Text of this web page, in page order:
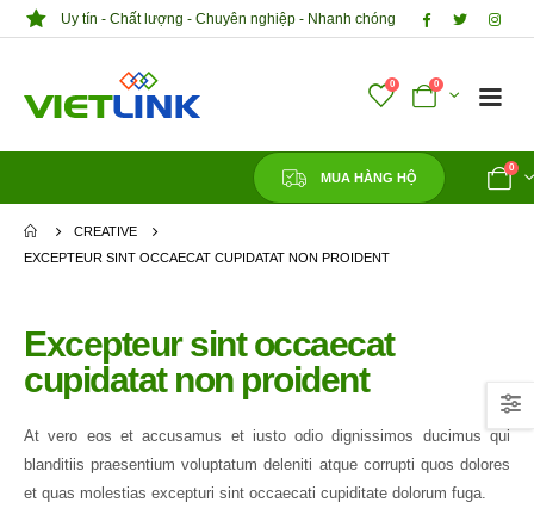
Uy tín - Chất lượng - Chuyên nghiệp - Nhanh chóng
0 0
MUA HÀNG HỘ
0
CREATIVE
EXCEPTEUR SINT OCCAECAT CUPIDATAT NON PROIDENT
Excepteur sint occaecat
cupidatat non proident
At vero eos et accusamus et iusto odio dignissimos ducimus qui
blanditiis praesentium voluptatum deleniti atque corrupti quos dolores
et quas molestias excepturi sint occaecati cupiditate dolorum fuga.